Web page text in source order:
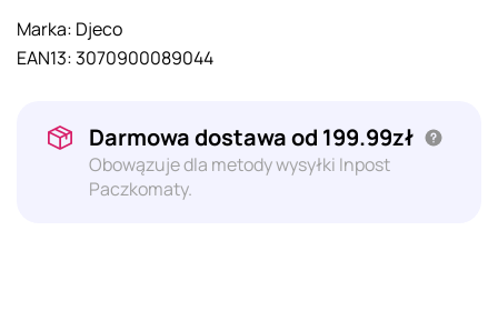
Marka: Djeco
EAN13:3070900089044
Darmowa dostawa od 199.99zł
Obowązuje dla metody wysyłki Inpost
Paczkomaty.